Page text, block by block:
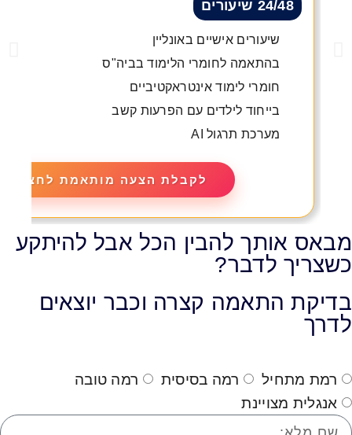
24/48 שיעורים
שיעורים אישיים באונליין
בהתאמה לחומרי הלימוד בביה"ס
חומרי לימוד אינטראקטיביים
בייחוד לילדים עם הפרעות קשב
מערכת תרגול AI
לקבלת הצעה מותאמת לחצו
מבאס אותך להבין הכל אבל להיתקע
כשצריך לדבר?
בדיקת התאמה קצרה וכבר יוצאים
לדרך
רמת מתחיל רמה בסיסית
רמה טובה
אנגלית מצויינת